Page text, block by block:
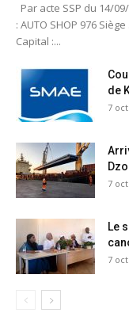
Par acte SSP du 14/
: AUTO SHOP 976
Capital :...
de
7
7
Le
7